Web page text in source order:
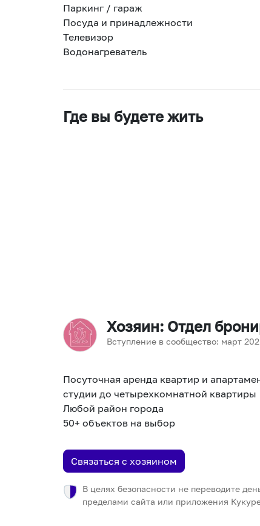
Паркинг / гараж
Посуда и принадлежности
Телевизор
Водонагреватель
Где вы будете жить
Хозяин: Отдел
Вступление в сообщество: март
Посуточная аренда квартир и
студии до четырехкомнатной квартиры
Любой район города
50+ объектов на выбор
Связаться с хозяином
В целях безопасности не переводите
пределами сайта или приложения